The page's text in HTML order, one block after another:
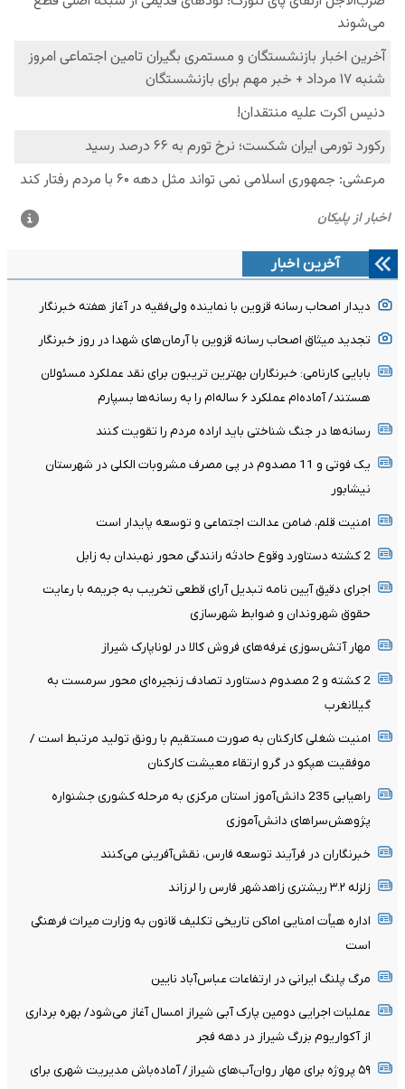
آخرین اخبار
دیدار اصحاب رسانه قزوین با نماینده ولی‌فقیه در آغاز هفته خبرنگار
تجدید میثاق اصحاب رسانه قزوین با آرمان‌های شهدا در روز خبرنگار
بابایی کارنامی: خبرنگاران بهترین تریبون برای نقد عملکرد مسئولان
هستند/ آماده‌ام عملکرد ۶ ساله‌ام را به رسانه‌ها بسپارم
رسانه‌ها در جنگ شناختی باید اراده مردم را تقویت کنند
یک فوتی و 11 مصدوم در پی مصرف مشروبات الکلی در شهرستان
نیشابور
امنیت قلم، ضامن عدالت اجتماعی و توسعه پایدار است
2 کشته دستاورد وقوع حادثه رانندگی محور نهبندان به زابل
اجرای دقیق آیین نامه تبدیل آرای قطعی تخریب به جریمه با رعایت
حقوق شهروندان و ضوابط شهرسازی
مهار آتش‌سوزی غرفه‌های فروش کالا در لوناپارک شیراز
2 کشته و 2 مصدوم دستاورد تصادف زنجیره‌ای محور سرمست به
گیلانغرب
امنیت شغلی کارکنان به صورت مستقیم با رونق تولید مرتبط است /
موفقیت هپکو در گرو ارتقاء معیشت کارکنان
راهیابی 235 دانش‌آموز استان مرکزی به مرحله کشوری جشنواره
پژوهش‌سراهای دانش‌آموزی
خبرنگاران در فرآیند توسعه فارس، نقش‌آفرینی می‌کنند
زلزله ۳.۲ ریشتری زاهدشهر فارس را لرزاند
اداره هیأت امنایی اماکن تاریخی تکلیف قانون به وزارت میراث فرهنگی
است
مرگ پلنگ ایرانی در ارتفاعات عباس‌آباد نایین
عملیات اجرایی دومین پارک آبی شیراز امسال آغاز می‌شود/ بهره برداری
از آکواریوم بزرگ شیراز در دهه فجر
۵۹ پروژه برای مهار روان‌آب‌های شیراز/ آماده‌باش مدیریت شهری برای